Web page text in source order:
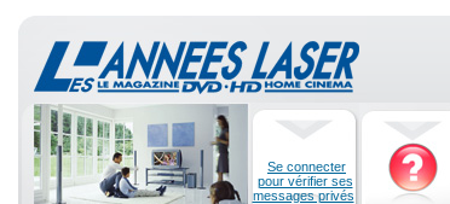
Se connecter
pour vérifier ses
messages privés